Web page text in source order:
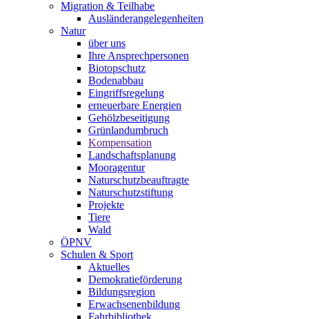
Migration & Teilhabe
Ausländerangelegenheiten
Natur
über uns
Ihre Ansprechpersonen
Biotopschutz
Bodenabbau
Eingriffsregelung
erneuerbare Energien
Gehölzbeseitigung
Grünlandumbruch
Kompensation
Landschaftsplanung
Mooragentur
Naturschutzbeauftragte
Naturschutzstiftung
Projekte
Tiere
Wald
ÖPNV
Schulen & Sport
Aktuelles
Demokratieförderung
Bildungsregion
Erwachsenenbildung
Fahrbibliothek